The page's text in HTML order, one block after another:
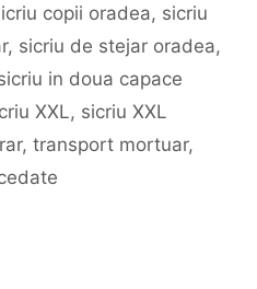
copii oradea, sicriu
, sicriu de stejar oradea,
in doua capace
XXL, sicriu XXL
, transport mortuar,